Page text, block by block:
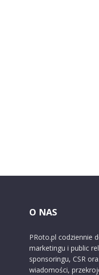
O NAS
PRoto.pl codziennie
marketingu i public
sponsoringu, CSR
wiadomości,